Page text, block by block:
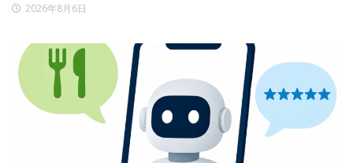
2026年8月6日